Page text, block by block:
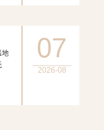
07
2026-08